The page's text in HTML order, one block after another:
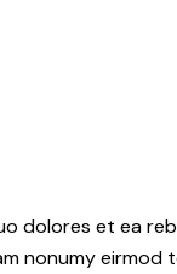
dolores et ea
nonumy